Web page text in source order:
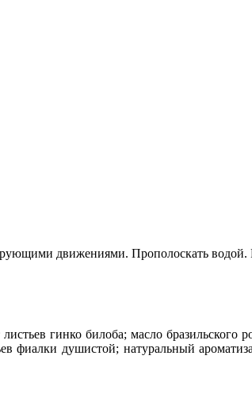
движениями. Прополоскать водой.
гинко билоба; масло
фиалки душистой; натуральный